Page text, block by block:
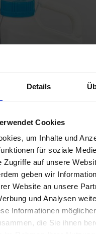
Details
Cookies
um Inhalte und
für soziale
Zugriffe auf unsere
geben wir
Website an unsere
und Analysen
Informationen
die Sie ihnen
00